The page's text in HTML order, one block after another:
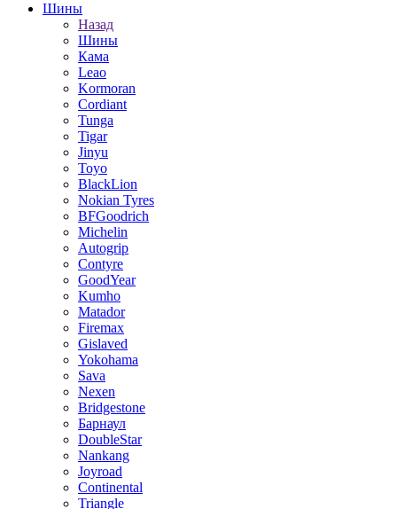
Шины
Назад
Шины
Кама
Leao
Kormoran
Cordiant
Tunga
Tigar
Jinyu
Toyo
BlackLion
Nokian Tyres
BFGoodrich
Michelin
Autogrip
Contyre
GoodYear
Kumho
Matador
Firemax
Gislaved
Yokohama
Sava
Nexen
Bridgestone
Барнаул
DoubleStar
Nankang
Joyroad
Continental
Triangle